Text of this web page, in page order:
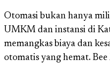
Otomasi bukan hanya
UMKM dan instansi di
memangkas biaya dan
otomatis yang hemat.